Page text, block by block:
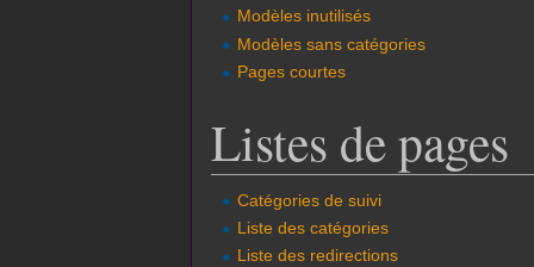
Modèles inutilisés
Modèles sans catégories
Pages courtes
Listes de pages
Catégories de suivi
Liste des catégories
Liste des redirections